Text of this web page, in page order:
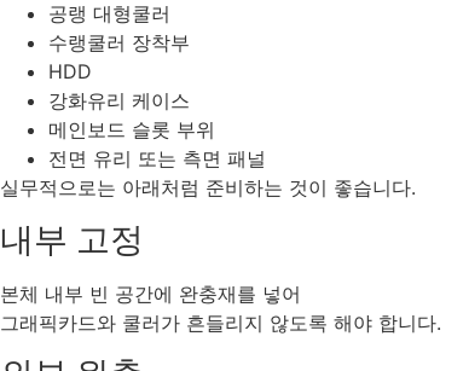
공랭 대형쿨러
수랭쿨러 장착부
HDD
강화유리 케이스
메인보드 슬롯 부위
전면 유리 또는 측면 패널
실무적으로는 아래처럼 준비하는 것이 좋습니다.
내부 고정
본체 내부 빈 공간에 완충재를 넣어
그래픽카드와 쿨러가 흔들리지 않도록 해야 합니다.